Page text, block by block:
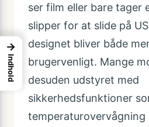
ser film eller bare tager
slipper for at slide på
designet bliver både
brugervenligt. Mange
desuden udstyret med
sikkerhedsfunktioner
temperaturovervågning
→
Indhold